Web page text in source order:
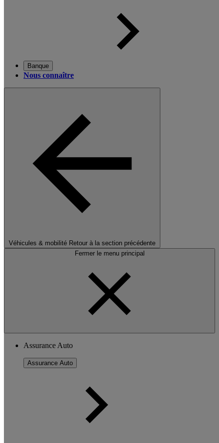
Banque
Nous connaître
Véhicules & mobilité Retour à la section précédente
Fermer le menu principal
Assurance Auto
Assurance Auto